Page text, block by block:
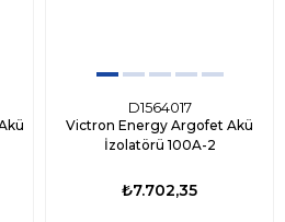
D1564017
Victron Energy Argofet Akü
İzolatörü 100A-2
₺7.702,35